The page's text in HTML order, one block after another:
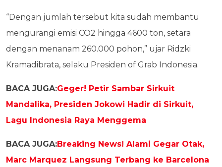
“Dengan jumlah tersebut kita sudah membantu
mengurangi emisi CO2 hingga 4600 ton, setara
dengan menanam 260.000 pohon,” ujar Ridzki
Kramadibrata, selaku Presiden of Grab Indonesia.
BACA JUGA:Geger! Petir Sambar Sirkuit
Mandalika, Presiden Jokowi Hadir di Sirkuit,
Lagu Indonesia Raya Menggema
BACA JUGA:Breaking News! Alami Gegar Otak,
Marc Marquez Langsung Terbang ke Barcelona